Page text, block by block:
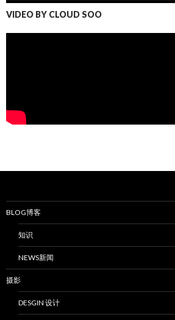
VIDEO BY CLOUD SOO
BLOG博客
知识
NEWS新闻
摄影
DESGIN 设计